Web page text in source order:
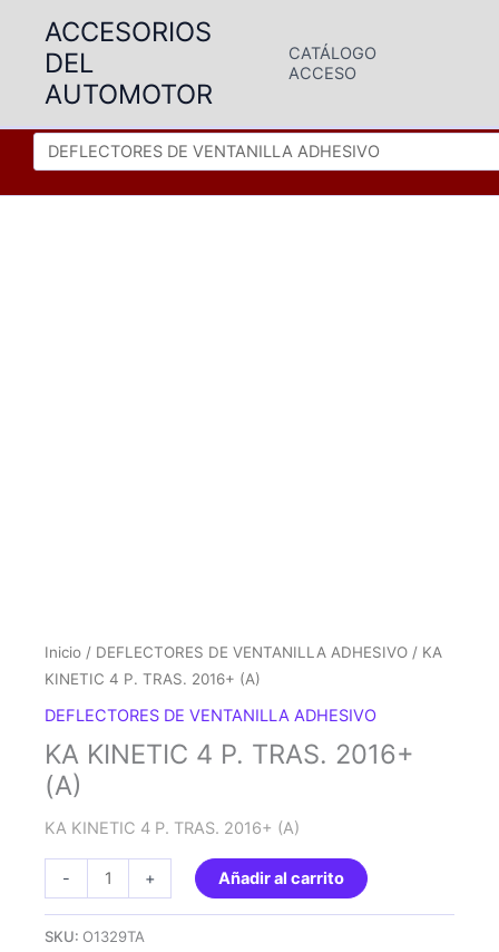
contenido
ACCESORIOS
DEL
AUTOMOTOR
CATÁLOGO
ACCESO
Inicio / DEFLECTORES DE VENTANILLA ADHESIVO / KA
KINETIC 4 P. TRAS. 2016+ (A)
DEFLECTORES DE VENTANILLA ADHESIVO
KA KINETIC 4 P. TRAS. 2016+
(A)
KA KINETIC 4 P. TRAS. 2016+ (A)
-
KINETIC
+ Añadir al carrito
SKU: O1329TA